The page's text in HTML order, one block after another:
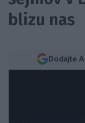
blizu nas
Dodajte